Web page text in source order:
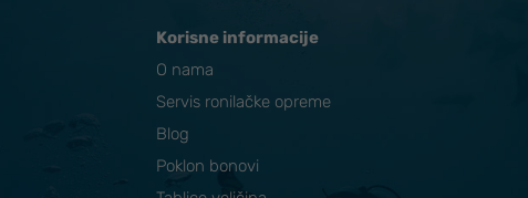
Korisne informacije
O nama
Servis ronilačke opreme
Blog
Poklon bonovi